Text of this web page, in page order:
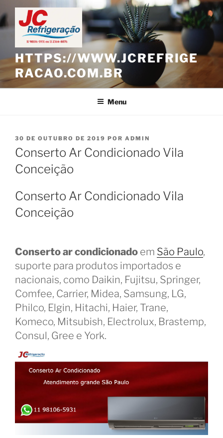
Pular
para
o
conteúdo
HTTPS://WWW.JCREFRIGE
RACAO.COM.BR
Menu
PUBLICADO
EM
30 DE OUTUBRO DE 2019 POR ADMIN
Conserto Ar Condicionado Vila
Conceição
Conserto Ar Condicionado Vila
Conceição
Conserto ar condicionado em São Paulo,
suporte para produtos importados e
nacionais, como Daikin, Fujitsu, Springer,
Comfee, Carrier, Midea, Samsung, LG,
Philco, Elgin, Hitachi, Haier, Trane,
Komeco, Mitsubish, Electrolux, Brastemp,
Consul, Gree e York.